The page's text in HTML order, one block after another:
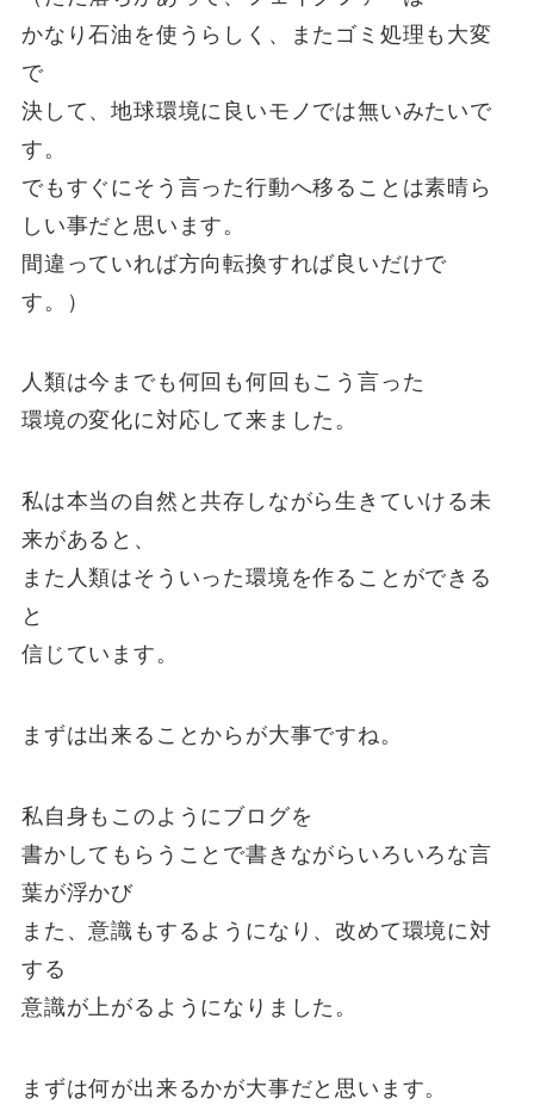
かなり石油を使うらしく、またゴミ処理も大変
で
決して、地球環境に良いモノでは無いみたいで
す。
でもすぐにそう言った行動へ移ることは素晴ら
しい事だと思います。
間違っていれば方向転換すれば良いだけで
す。）
人類は今までも何回も何回もこう言った
環境の変化に対応して来ました。
私は本当の自然と共存しながら生きていける未
来があると、
また人類はそういった環境を作ることができる
と
信じています。
まずは出来ることからが大事ですね。
私自身もこのようにブログを
書かしてもらうことで書きながらいろいろな言
葉が浮かび
また、意識もするようになり、改めて環境に対
する
意識が上がるようになりました。
まずは何が出来るかが大事だと思います。